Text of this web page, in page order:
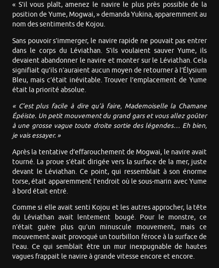
« S’il vous plaît, amenez le navire le plus près possible de la
position de Yume, Mogwai, » demanda Yukina, apparemment au
nom des sentiments de Kojou.
Sans pouvoir s’immerger, le navire rapide ne pouvait pas entrer
dans le corps du Léviathan. S’ils voulaient sauver Yume, ils
devaient abandonner le navire et monter sur le Léviathan. Cela
signifiait qu’ils n’auraient aucun moyen de retourner à l’Élysium
Bleu, mais c’était inévitable. Trouver l’emplacement de Yume
était la priorité absolue.
« C’est plus facile à dire qu’à faire, Mademoiselle la Chamane
Épéiste. Un petit mouvement du grand gars et vous allez goûter
à une grosse vague toute droite sortie des légendes… Eh bien,
je vais essayer. »
Après la tentative d’effarouchement de Mogwai, le navire avait
tourné. La proue s’était dirigée vers la surface de la mer, juste
devant le Léviathan. Ce point, qui ressemblait à son énorme
torse, était apparemment l’endroit où le sous-marin avec Yume
à bord était entré.
Comme si elle avait senti Kojou et les autres approcher, la tête
du Léviathan avait lentement bougé. Pour le monstre, ce
n’était guère plus qu’un minuscule mouvement, mais ce
mouvement avait provoqué un tourbillon féroce à la surface de
l’eau. Ce qui semblait être un mur inexpugnable de hautes
vagues frappait le navire à grande vitesse encore et encore.